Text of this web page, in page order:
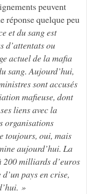
peuvent
réponse quelque peu
et du sang est
d’attentats ou
actuel de la mafia
sang. Aujourd’hui,
sont accusés
mafieuse, dont
liens avec la
organisations
toujours, oui, mais
aujourd’hui. La
200 milliards d’euros
pays en crise,
»